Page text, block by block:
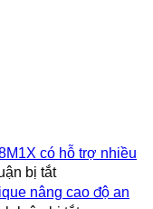
có hỗ trợ nhiều
bị tắtở
tắc
nâng cao độ an